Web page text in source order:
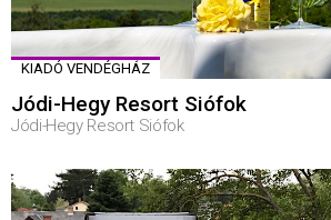
KIADÓ VENDÉGHÁZ
Jódi-Hegy Resort Siófok
Jódi-Hegy Resort Siófok